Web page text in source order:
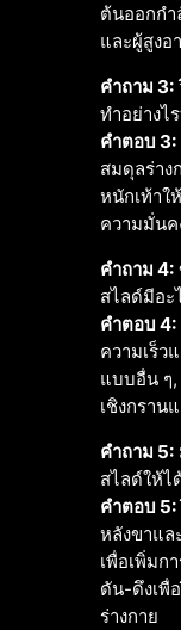
ต้นออกก
และผู้สูงอ
คำถาม 3:
ทำอย่างไ
คำตอบ 3:
สมดุลร่าง
หนักเท้าใ
ความมั่นค
คำถาม 4:
สไลด์มีอะ
คำตอบ 4:
ความเร็ว
แบบอื่น ๆ,
เชิงกราน
คำถาม 5:
สไลด์ให้ไ
คำตอบ 5:
หลังขาแล
เพื่อเพิ่มก
ดัน-ดึงเพื่
ร่างกาย